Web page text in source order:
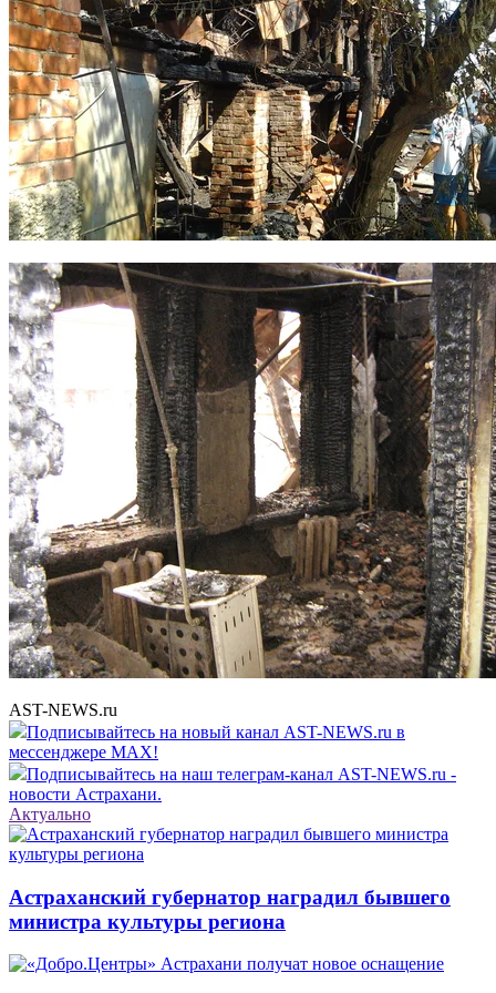
AST-NEWS.ru
Подписывайтесь на новый канал AST-NEWS.ru в
мессенджере MAX!
Подписывайтесь на наш телеграм-канал AST-NEWS.ru -
новости Астрахани.
Актуально
Астраханский губернатор наградил бывшего
министра культуры региона